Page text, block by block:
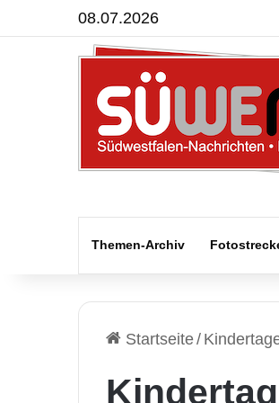
08.07.2026
Themen-Archiv
Startseite/